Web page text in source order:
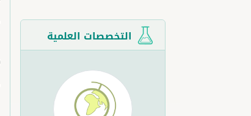
التخصصات العلمية